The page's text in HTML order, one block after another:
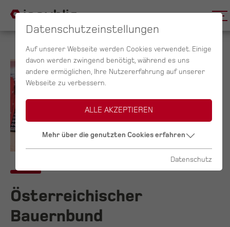
Österreichischer
Bauernbund
Datenschutzeinstellungen
Auf unserer Webseite werden Cookies verwendet. Einige
davon werden zwingend benötigt, während es uns
andere ermöglichen, Ihre Nutzererfahrung auf unserer
Webseite zu verbessern.
ALLE AKZEPTIEREN
Mehr über die genutzten Cookies erfahren
Datenschutz